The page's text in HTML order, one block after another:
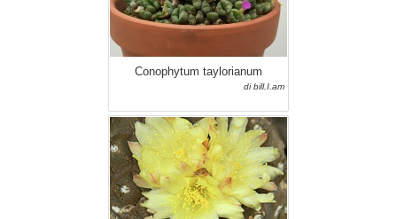
Conophytum taylorianum
di bill.I.am